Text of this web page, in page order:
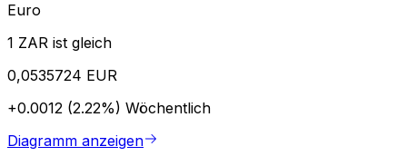
Euro
1 ZAR ist gleich
0,0535724 EUR
+0.0012 (2.22%) Wöchentlich
Diagramm anzeigen